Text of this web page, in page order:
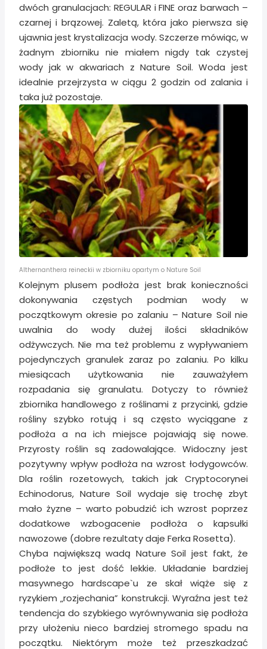
dwóch granulacjach: REGULAR i FINE oraz barwach –
czarnej i brązowej. Zaletą, która jako pierwsza się
ujawnia jest krystalizacja wody. Szczerze mówiąc, w
żadnym zbiorniku nie miałem nigdy tak czystej
wody jak w akwariach z Nature Soil. Woda jest
idealnie przejrzysta w ciągu 2 godzin od zalania i
taka już pozostaje.
Althernanthera reineckii w zbiorniku opartym o Nature Soil
Kolejnym plusem podłoża jest brak konieczności
dokonywania częstych podmian wody w
początkowym okresie po zalaniu – Nature Soil nie
uwalnia do wody dużej ilości składników
odżywczych. Nie ma też problemu z wypływaniem
pojedynczych granulek zaraz po zalaniu. Po kilku
miesiącach użytkowania nie zauważyłem
rozpadania się granulatu. Dotyczy to również
zbiornika handlowego z roślinami z przycinki, gdzie
rośliny szybko rotują i są często wyciągane z
podłoża a na ich miejsce pojawiają się nowe.
Przyrosty roślin są zadowalające. Widoczny jest
pozytywny wpływ podłoża na wzrost łodygowców.
Dla roślin rozetowych, takich jak Cryptocorynei
Echinodorus, Nature Soil wydaje się trochę zbyt
mało żyzne – warto pobudzić ich wzrost poprzez
dodatkowe wzbogacenie podłoża o kapsułki
nawozowe (dobre rezultaty daje Ferka Rosetta).
Chyba największą wadą Nature Soil jest fakt, że
podłoże to jest dość lekkie. Układanie bardziej
masywnego hardscape`u ze skał wiąże się z
ryzykiem „rozjechania” konstrukcji. Wyraźna jest też
tendencja do szybkiego wyrównywania się podłoża
przy ułożeniu nieco bardziej stromego spadu na
początku. Niektórym może też przeszkadzać